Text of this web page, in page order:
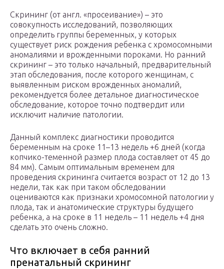
Скрининг (от англ. «просеивание») – это
совокупность исследований, позволяющих
определить группы беременных, у которых
существует риск рождения ребенка с хромосомными
аномалиями и врожденными пороками. Но ранний
скрининг – это только начальный, предварительный
этап обследования, после которого женщинам, с
выявленным риском врожденных аномалий,
рекомендуется более детальное диагностическое
обследование, которое точно подтвердит или
исключит наличие патологии.
Данный комплекс диагностики проводится
беременным на сроке 11–13 недель +6 дней (когда
копчико-теменной размер плода составляет от 45 до
84 мм). Самым оптимальным временем для
проведения скрининга считается возраст от 12 до 13
недели, так как при таком обследовании
оцениваются как признаки хромосомной патологии у
плода, так и анатомические структуры будущего
ребенка, а на сроке в 11 недель – 11 недель +4 дня
сделать это очень сложно.
Что включает в себя ранний
пренатальный скрининг